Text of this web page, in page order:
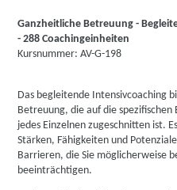
Ganzheitliche Betreuung -
- 288 Coachingeinheiten
Kursnummer: AV-G-198
Das begleitende Intensivcoaching
Betreuung, die auf die
jedes Einzelnen zugeschnitten ist.
Stärken, Fähigkeiten und
Barrieren, die Sie möglicherweise
beeinträchtigen.